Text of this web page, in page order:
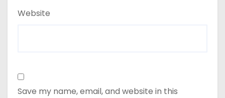
Website
Save my name, email, and website in this